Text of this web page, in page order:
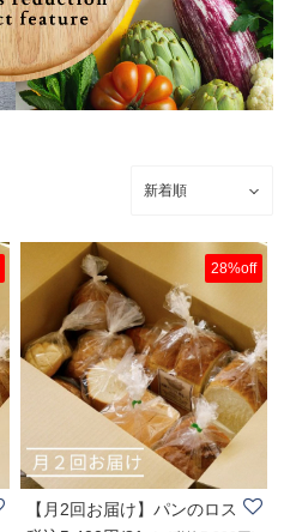
28%off
【月2回お届け】パンのロス